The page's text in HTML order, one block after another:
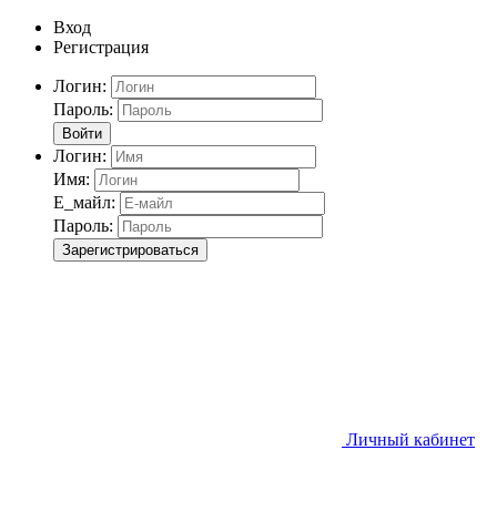
Вход
Регистрация
Логин:
Пароль:
Войти
Логин:
Имя:
Е_майл:
Пароль:
Зарегистрироваться
Личный кабинет